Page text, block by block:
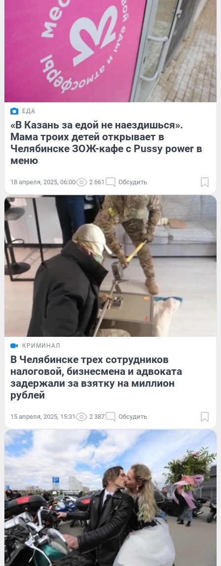
ЕДА
«В Казань за едой не наездишься».
Мама троих детей открывает в
Челябинске ЗОЖ-кафе с Pussy power в
меню
18 апреля, 2025, 06:00 2 661 Обсудить
КРИМИНАЛ
В Челябинске трех сотрудников
налоговой, бизнесмена и адвоката
задержали за взятку на миллион
рублей
15 апреля, 2025, 15:31 2 387 Обсудить